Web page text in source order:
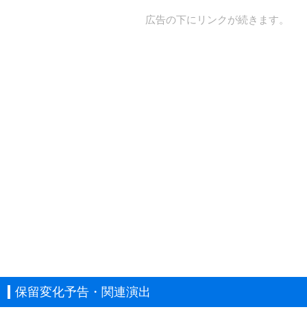
広告の下にリンクが続きます。
保留変化予告・関連演出